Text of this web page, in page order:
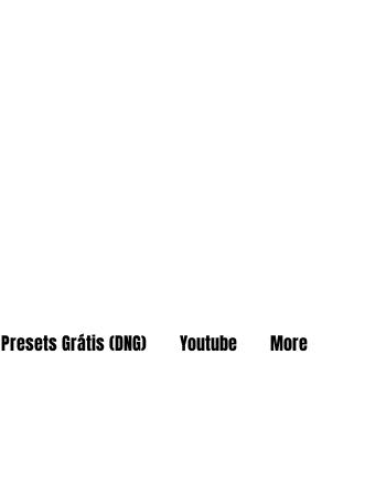
Presets Grátis (DNG) Youtube More